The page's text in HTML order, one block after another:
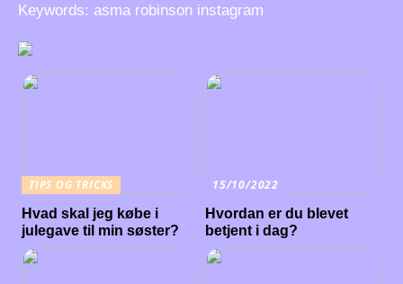
Keywords: asma robinson instagram
TIPS OG TRICKS
Hvad skal jeg købe i
julegave til min søster?
15/10/2022
Hvordan er du blevet
betjent i dag?